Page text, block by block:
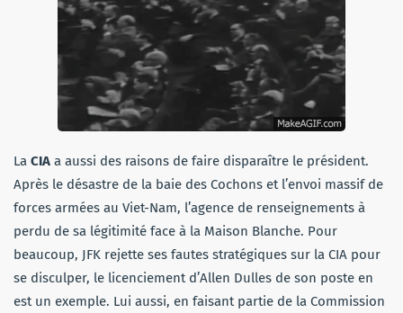
La CIA a aussi des raisons de faire disparaître le président.
Après le désastre de la baie des Cochons et l’envoi massif de
forces armées au Viet-Nam, l’agence de renseignements à
perdu de sa légitimité face à la Maison Blanche. Pour
beaucoup, JFK rejette ses fautes stratégiques sur la CIA pour
se disculper, le licenciement d’Allen Dulles de son poste en
est un exemple. Lui aussi, en faisant partie de la Commission